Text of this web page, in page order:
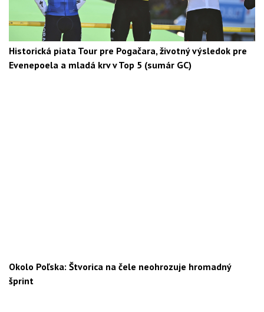
Historická piata Tour pre Pogačara, životný výsledok pre
Evenepoela a mladá krv v Top 5 (sumár GC)
Okolo Poľska: Štvorica na čele neohrozuje hromadný
šprint